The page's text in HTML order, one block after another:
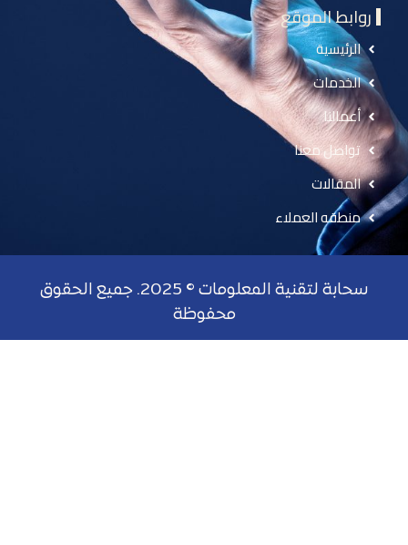
روابط الموقع
الرئيسية
الخدمات
أعمالنا
تواصل معنا
المقالات
منطقه العملاء
سحابة لتقنية المعلومات © 2025. جميع الحقوق
محفوظة